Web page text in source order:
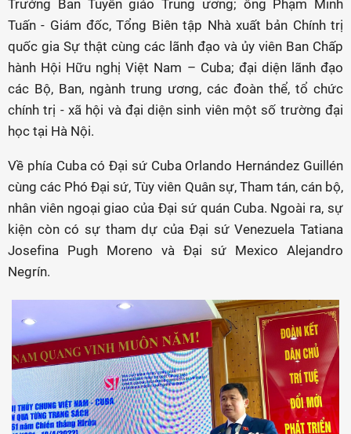
Trưởng Ban Tuyên giáo Trung ương; ông Phạm Minh
Tuấn - Giám đốc, Tổng Biên tập Nhà xuất bản Chính trị
quốc gia Sự thật cùng các lãnh đạo và ủy viên Ban Chấp
hành Hội Hữu nghị Việt Nam – Cuba; đại diện lãnh đạo
các Bộ, Ban, ngành trung ương, các đoàn thể, tổ chức
chính trị - xã hội và đại diện sinh viên một số trường đại
học tại Hà Nội.
Về phía Cuba có Đại sứ Cuba Orlando Hernández Guillén
cùng các Phó Đại sứ, Tùy viên Quân sự, Tham tán, cán bộ,
nhân viên ngoại giao của Đại sứ quán Cuba. Ngoài ra, sự
kiện còn có sự tham dự của Đại sứ Venezuela Tatiana
Josefina Pugh Moreno và Đại sứ Mexico Alejandro
Negrín.